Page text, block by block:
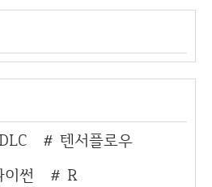
텐서플로우
이썬
R